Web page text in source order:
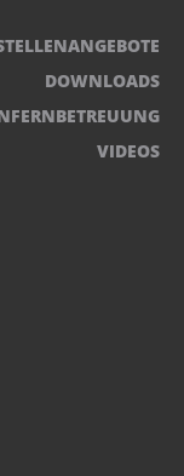
DOWNLOADS
VIDEOS